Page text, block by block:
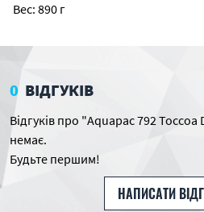
Вес: 890 г
0 ВІДГУКІВ
Відгуків про "Aquapac 792
немає.
Будьте першим!
НАПИСАТИ